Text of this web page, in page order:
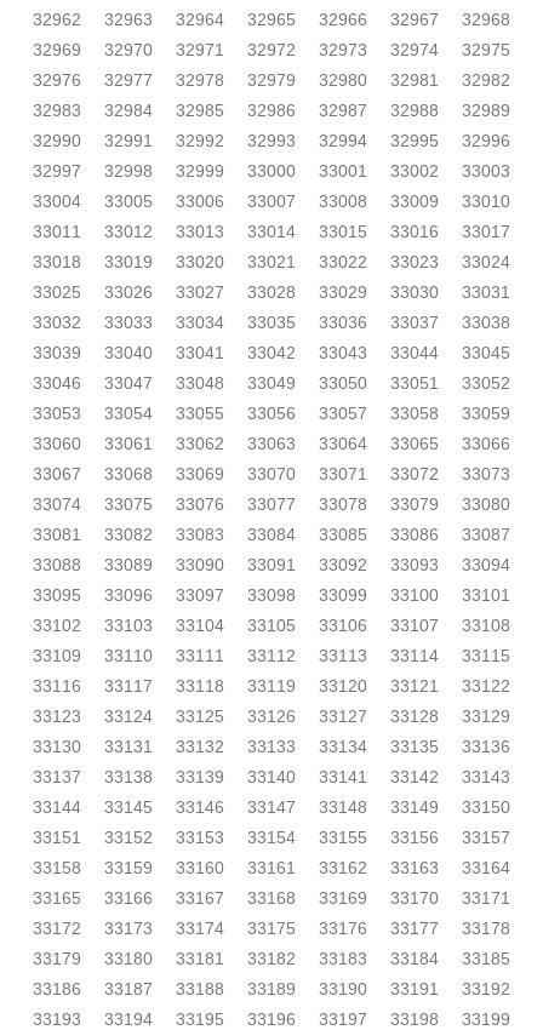
32962
32963 32964 32965 32966 32967
32968
32969
32970 32971 32972 32973 32974
32975
32976
32977 32978 32979 32980 32981
32982
32983
32984 32985 32986 32987 32988
32989
32990
32991 32992 32993 32994 32995
32996
32997
32998 32999 33000 33001 33002
33003
33004
33005 33006 33007 33008 33009
33010
33011
33012 33013 33014 33015 33016
33017
33018
33019 33020 33021 33022 33023
33024
33025
33026 33027 33028 33029 33030
33031
33032
33033 33034 33035 33036 33037
33038
33039
33040 33041 33042 33043 33044
33045
33046
33047 33048 33049 33050 33051
33052
33053
33054 33055 33056 33057 33058
33059
33060
33061 33062 33063 33064 33065
33066
33067
33068 33069 33070 33071 33072
33073
33074
33075 33076 33077 33078 33079
33080
33081
33082 33083 33084 33085 33086
33087
33088
33089 33090 33091 33092 33093
33094
33095
33096 33097 33098 33099 33100
33101
33102
33103 33104 33105 33106 33107
33108
33109
33110 33111 33112 33113 33114
33115
33116
33117 33118 33119 33120 33121
33122
33123
33124 33125 33126 33127 33128
33129
33130
33131 33132 33133 33134 33135
33136
33137
33138 33139 33140 33141 33142
33143
33144
33145 33146 33147 33148 33149
33150
33151
33152 33153 33154 33155 33156
33157
33158
33159 33160 33161 33162 33163
33164
33165
33166 33167 33168 33169 33170
33171
33172
33173 33174 33175 33176 33177
33178
33179
33180 33181 33182 33183 33184
33185
33186
33187 33188 33189 33190 33191
33192
33193
33194 33195 33196 33197 33198
33199